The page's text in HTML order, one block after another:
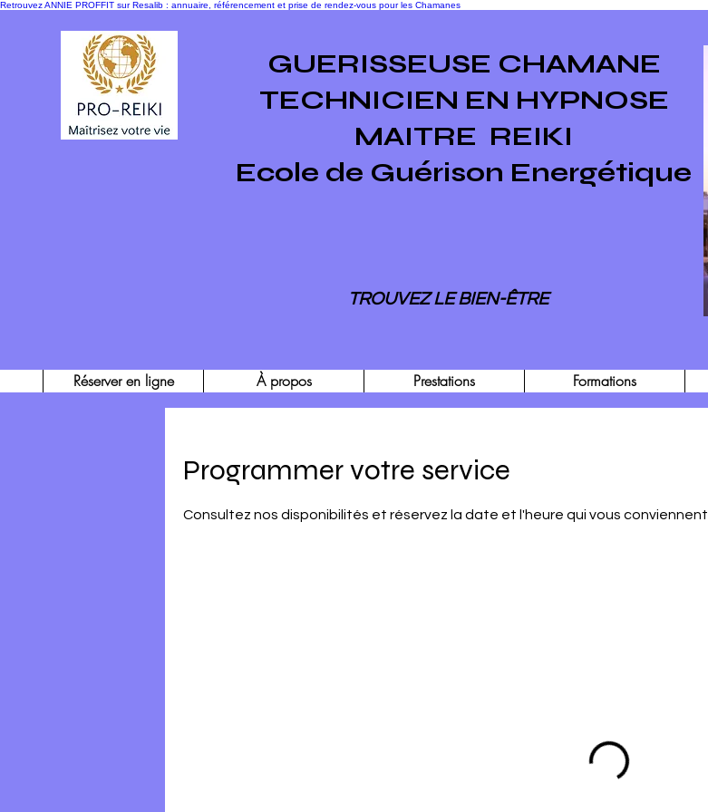
Retrouvez ANNIE PROFFIT sur Resalib : annuaire, référencement et prise de rendez-vous pour les Chamanes
GUERISSEUSE CHAMANE
TECHNICIEN EN HYPNOSE
MAITRE REIKI
Ecole de Guérison Energétique
TROUVEZ LE BIEN-ÊTRE
Réserver en ligne À propos Prestations Formations
Programmer votre service
Consultez nos disponibilités et réservez la date et l'heure qui vous conviennent.